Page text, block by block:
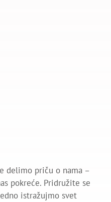
delimo priču o nama –
pokreće. Pridružite se
istražujmo svet